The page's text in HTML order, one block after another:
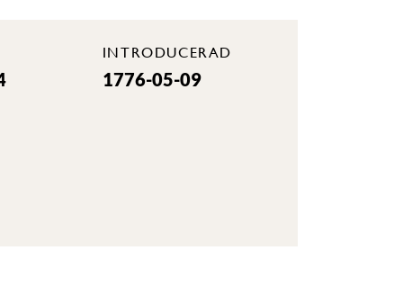
INTRODUCERAD
1776-05-09